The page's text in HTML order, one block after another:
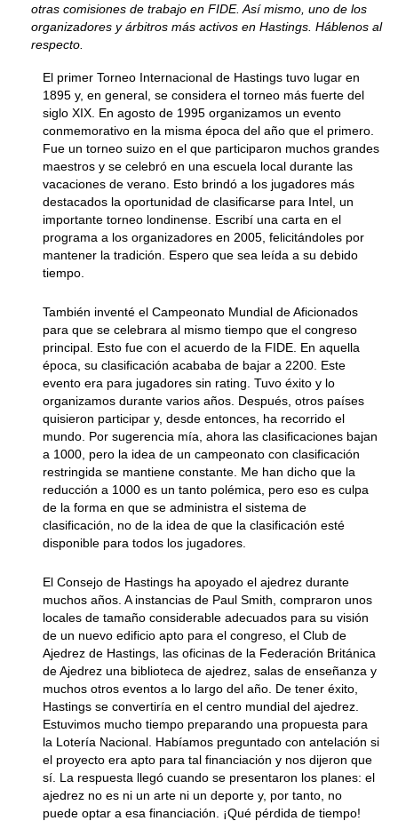
otras comisiones de trabajo en FIDE. Así mismo, uno de los
organizadores y árbitros más activos en Hastings. Háblenos al
respecto.
El primer Torneo Internacional de Hastings tuvo lugar en
1895 y, en general, se considera el torneo más fuerte del
siglo XIX. En agosto de 1995 organizamos un evento
conmemorativo en la misma época del año que el primero.
Fue un torneo suizo en el que participaron muchos grandes
maestros y se celebró en una escuela local durante las
vacaciones de verano. Esto brindó a los jugadores más
destacados la oportunidad de clasificarse para Intel, un
importante torneo londinense. Escribí una carta en el
programa a los organizadores en 2005, felicitándoles por
mantener la tradición. Espero que sea leída a su debido
tiempo.
También inventé el Campeonato Mundial de Aficionados
para que se celebrara al mismo tiempo que el congreso
principal. Esto fue con el acuerdo de la FIDE. En aquella
época, su clasificación acababa de bajar a 2200. Este
evento era para jugadores sin rating. Tuvo éxito y lo
organizamos durante varios años. Después, otros países
quisieron participar y, desde entonces, ha recorrido el
mundo. Por sugerencia mía, ahora las clasificaciones bajan
a 1000, pero la idea de un campeonato con clasificación
restringida se mantiene constante. Me han dicho que la
reducción a 1000 es un tanto polémica, pero eso es culpa
de la forma en que se administra el sistema de
clasificación, no de la idea de que la clasificación esté
disponible para todos los jugadores.
El Consejo de Hastings ha apoyado el ajedrez durante
muchos años. A instancias de Paul Smith, compraron unos
locales de tamaño considerable adecuados para su visión
de un nuevo edificio apto para el congreso, el Club de
Ajedrez de Hastings, las oficinas de la Federación Británica
de Ajedrez una biblioteca de ajedrez, salas de enseñanza y
muchos otros eventos a lo largo del año. De tener éxito,
Hastings se convertiría en el centro mundial del ajedrez.
Estuvimos mucho tiempo preparando una propuesta para
la Lotería Nacional. Habíamos preguntado con antelación si
el proyecto era apto para tal financiación y nos dijeron que
sí. La respuesta llegó cuando se presentaron los planes: el
ajedrez no es ni un arte ni un deporte y, por tanto, no
puede optar a esa financiación. ¡Qué pérdida de tiempo!